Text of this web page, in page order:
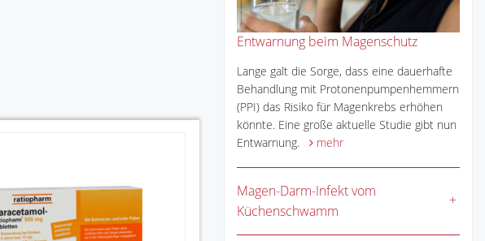
Nasenspray sine AL 0.5 mg/ml
Nasenspray 10
Entwarnung beim Magenschutz
Lange galt die Sorge, dass eine dauerhafte
Behandlung mit Protonenpumpenhemmern
(PPI) das Risiko für Magenkrebs erhöhen
könnte. Eine große aktuelle Studie gibt nun
Entwarnung.
mehr
Magen-Darm-Infekt vom
Küchenschwamm